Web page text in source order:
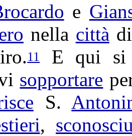
e
nella città
.11E qui
sopportare
S.
,